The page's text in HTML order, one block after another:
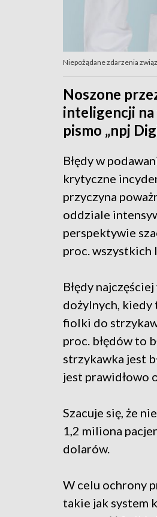
Niepożądane zdarzenia
Noszone
inteligencji
pismo „npj
Błędy w
krytyczne
przyczyna
oddziale
perspektywie
proc. wszystkich
Błędy
dożylnych, kiedy
fiolki do
proc. błędów to
strzykawka jest
jest prawidłowo
Szacuje się, że
1,2 miliona
dolarów.
W celu ochrony
takie jak system